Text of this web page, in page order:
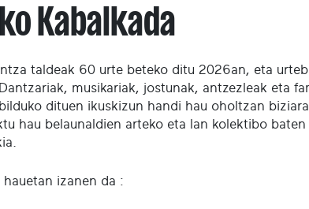
Kabalkada
taldeak 60 urte beteko ditu 2026an, eta
musikariak, jostunak, antzezleak eta
dituen ikuskizun handi hau oholtzan
hau belaunaldien arteko eta lan kolektibo
hauetan izanen da :